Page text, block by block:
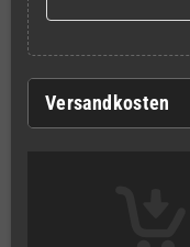
Versandkosten